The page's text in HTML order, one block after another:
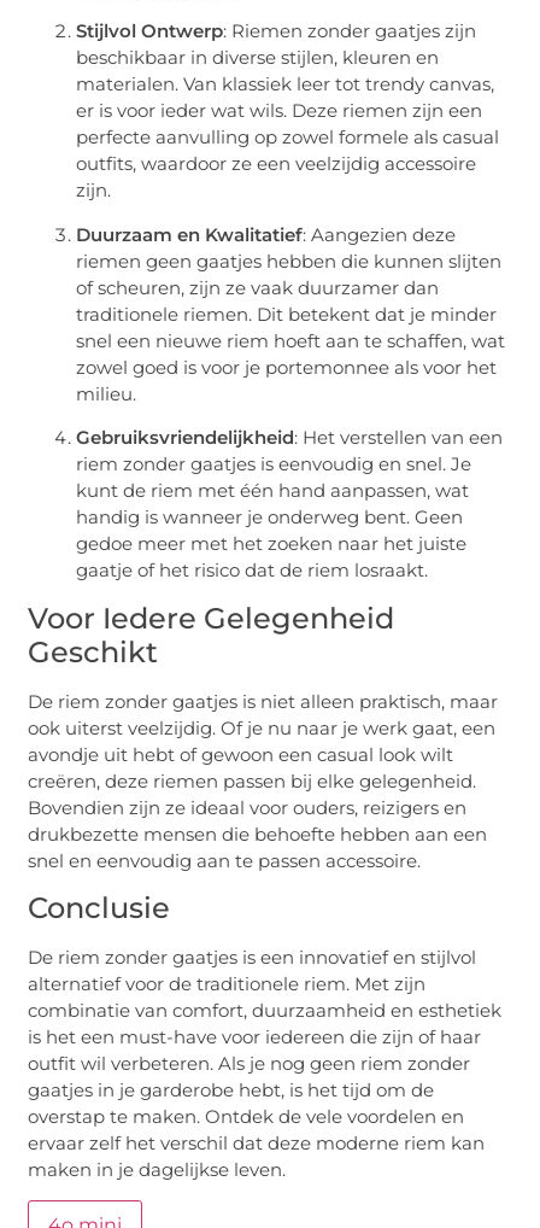
Stijlvol Ontwerp: Riemen zonder gaatjes zijn
beschikbaar in diverse stijlen, kleuren en
materialen. Van klassiek leer tot trendy canvas,
er is voor ieder wat wils. Deze riemen zijn een
perfecte aanvulling op zowel formele als casual
outfits, waardoor ze een veelzijdig accessoire
zijn.
Duurzaam en Kwalitatief: Aangezien deze
riemen geen gaatjes hebben die kunnen slijten
of scheuren, zijn ze vaak duurzamer dan
traditionele riemen. Dit betekent dat je minder
snel een nieuwe riem hoeft aan te schaffen, wat
zowel goed is voor je portemonnee als voor het
milieu.
Gebruiksvriendelijkheid: Het verstellen van een
riem zonder gaatjes is eenvoudig en snel. Je
kunt de riem met één hand aanpassen, wat
handig is wanneer je onderweg bent. Geen
gedoe meer met het zoeken naar het juiste
gaatje of het risico dat de riem losraakt.
Voor Iedere Gelegenheid
Geschikt
De riem zonder gaatjes is niet alleen praktisch, maar
ook uiterst veelzijdig. Of je nu naar je werk gaat, een
avondje uit hebt of gewoon een casual look wilt
creëren, deze riemen passen bij elke gelegenheid.
Bovendien zijn ze ideaal voor ouders, reizigers en
drukbezette mensen die behoefte hebben aan een
snel en eenvoudig aan te passen accessoire.
Conclusie
De riem zonder gaatjes is een innovatief en stijlvol
alternatief voor de traditionele riem. Met zijn
combinatie van comfort, duurzaamheid en esthetiek
is het een must-have voor iedereen die zijn of haar
outfit wil verbeteren. Als je nog geen riem zonder
gaatjes in je garderobe hebt, is het tijd om de
overstap te maken. Ontdek de vele voordelen en
ervaar zelf het verschil dat deze moderne riem kan
maken in je dagelijkse leven.